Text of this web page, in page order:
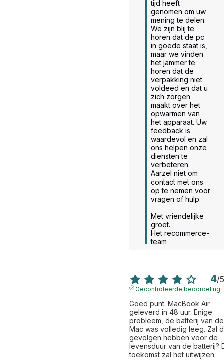
tijd heeft
genomen om uw
mening te delen.
We zijn blij te
horen dat de pc
in goede staat is,
maar we vinden
het jammer te
horen dat de
verpakking niet
voldeed en dat u
zich zorgen
maakt over het
opwarmen van
het apparaat. Uw
feedback is
waardevol en zal
ons helpen onze
diensten te
verbeteren.
Aarzel niet om
contact met ons
op te nemen voor
vragen of hulp.
Met vriendelijke
groet.
Het recommerce-
team
4/5
Gecontroleerde beoordeling
Goed punt: MacBook Air
geleverd in 48 uur. Enige
probleem, de batterij van de
Mac was volledig leeg. Zal
gevolgen hebben voor de
levensduur van de batterij?
toekomst zal het uitwijzen.